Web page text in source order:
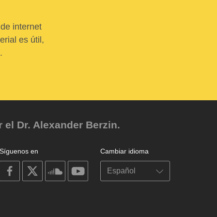
internet
es útil,
Dr. Alexander Berzin.
Cambiar idioma
Síguenos en
on
facebook
on
on
soundcloudyoutube